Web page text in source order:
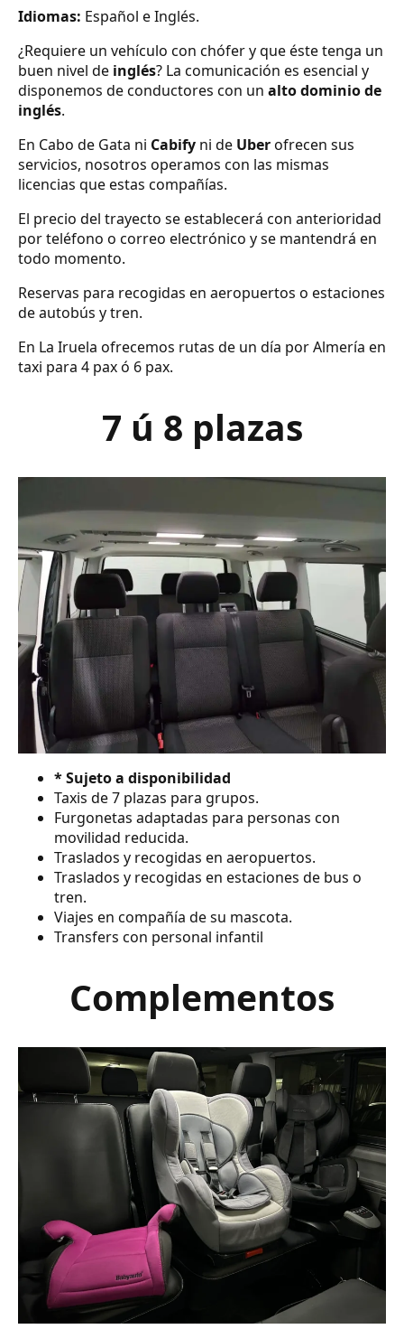
Idiomas: Español e Inglés.
¿Requiere un vehículo con chófer y que éste tenga un
buen nivel de inglés? La comunicación es esencial y
disponemos de conductores con un alto dominio de
inglés.
En Cabo de Gata ni Cabify ni de Uberofrecen sus
servicios, nosotros operamos con las mismas
licencias que estas compañías.
El precio del trayecto se establecerá con anterioridad
por teléfono o correo electrónico y se mantendrá en
todo momento.
Reservas para recogidas en aeropuertos o estaciones
de autobús y tren.
En La Iruela ofrecemos rutas de un día por Almería en
taxi para 4 pax ó 6 pax.
7 ú 8 plazas
* Sujeto a disponibilidad
Taxis de 7 plazas para grupos.
Furgonetas adaptadas para personas con
movilidad reducida.
Traslados y recogidas en aeropuertos.
Traslados y recogidas en estaciones de bus o
tren.
Viajes en compañía de su mascota.
Transfers con personal infantil
Complementos